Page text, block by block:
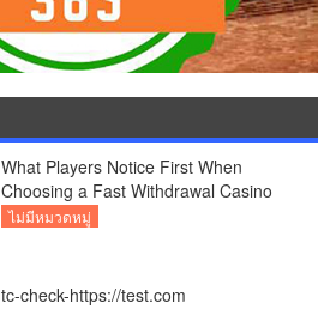
What Players Notice First When
Choosing a Fast Withdrawal Casino
UK
ไม่มีหมวดหมู่
tc-check-https://test.com